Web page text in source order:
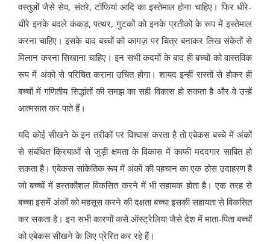
वस्तुओं जैसे सेव, संतरे, टॉफियां आदि का इस्तेमाल होना चाहिए। फिर धीरे-
धीरे इनके बदले कंकड़, पत्थर, गुटकों को इनके प्रतीकों के रूप में इस्तेमाल
करना चाहिए। इसके बाद बच्चों को कागज़ पर चित्र बनाकर लिख संकेतों से
मिलान करना सिखाना चाहिए। इन सभी कदमों के बाद ही बच्चों को वास्तविक
रूप में अंको से परिचित कराना उचित होगा। शायद इन्हीं रास्तों से होकर ही
बच्चों में गणितीय सिद्धांतों की समझ का सही विकास हो सकता है और वे उन्हें
आत्मसात कर पाते हैं।
यदि कोई सीखने के इन तरीकों पर विश्वास करता है तो एबेकस बच्चे में अंकों
से संबंधित क्रियाओं से जुड़ी क्षमता के विकास में काफी मददगार साबित हो
सकता है। एबेकस सांकेतिक रूप में अंकों की पहचान का एक ठोस उदाहरण है
जो बच्चों में हस्तकौशल विकसित करने में भी सहायक होता है। एक तरह से
बच्चा इसमें अंकों को महसूस करने की दक्षता बच्चा इसकी सहायता से विकसित
कर सकता है। इन सभी कारणों कसे ऑस्ट्रेलिया जैसे देश में माता-पिता बच्चों
को एबेकस सीखने के लिए प्रेरित कर रहे हैं।